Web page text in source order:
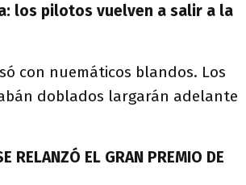
los pilotos vuelven a salir a la
con nuemáticos blandos. Los
doblados largarán adelante
RELANZÓ EL GRAN PREMIO DE